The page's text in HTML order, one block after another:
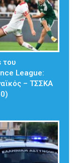
του
League:
– ΤΣΣΚΑ